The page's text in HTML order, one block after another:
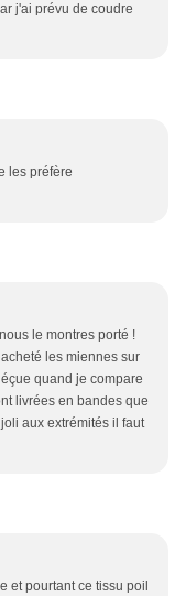
j'ai prévu de coudre
les préfère
le montres porté !
les miennes sur
quand je compare
livrées en bandes que
aux extrémités il faut
et pourtant ce tissu poil